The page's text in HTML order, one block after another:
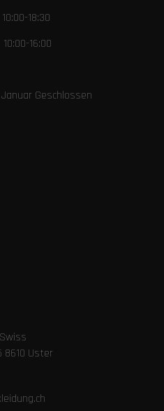
18:30
16:00
Geschlossen
Uster